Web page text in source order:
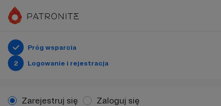
Próg wsparcia
2
Logowanie i rejestracja
Zarejestruj się Zaloguj się